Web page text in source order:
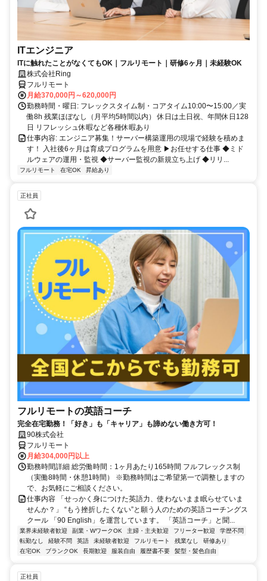
ITエンジニア
ITに触れたことがなくてもOK｜フルリモート｜研修6ヶ月｜未経験OK
株式会社Ring
フルリモート
月給370,000円～620,000円
勤務時間・曜日: フレックスタイム制・コアタイム10:00〜15:00／実
働8h 残業ほぼなし（月平均5時間以内） 休日は土日祝、年間休日128
日 リフレッシュ休暇など各種休暇あり
仕事内容: エンジニア募集！サーバー構築運用の現場で経験を積めま
す！ 入社後6ヶ月は育成プログラムを用意 ▶お任せする仕事 ◆ミド
ルウェアの運用・監視 ◆サーバー監視の新規立ち上げ ◆リリ...
フルリモート 在宅OK 昇給あり
正社員
フルリモートの英語コーチ
完全在宅勤務！「好き」も「キャリア」も諦めない働き方可！
90株式会社
フルリモート
月給304,000円以上
勤務時間詳細 総労働時間：1ヶ月あたり165時間 フルフレックス制
（実働8時間・休憩1時間） ※勤務時間はご希望第一で調整しますの
で、お気軽にご相談ください。
仕事内容 「せっかく身につけた英語力、使わないまま眠らせていま
せんか？」 “もう挫折したくない”と願う人のための英語コーチングス
クール 「90 English」を運営しています。 「英語コーチ」と聞...
業界未経験者歓迎 副業・WワークOK 主婦・主夫歓迎 フリーター歓迎
学歴不問
転勤なし
経験不問 英語 未経験者歓迎 フルリモート 残業なし
研修あり
在宅OK
ブランクOK 長期歓迎 服装自由 履歴書不要 髪型・髪色自由
正社員